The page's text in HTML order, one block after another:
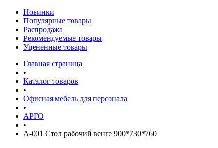
Новинки
Популярные товары
Распродажа
Рекомендуемые товары
Уцененные товары
Главная страница
•
Каталог товаров
•
Офисная мебель для персонала
•
АРГО
•
А-001 Стол рабочий венге 900*730*760